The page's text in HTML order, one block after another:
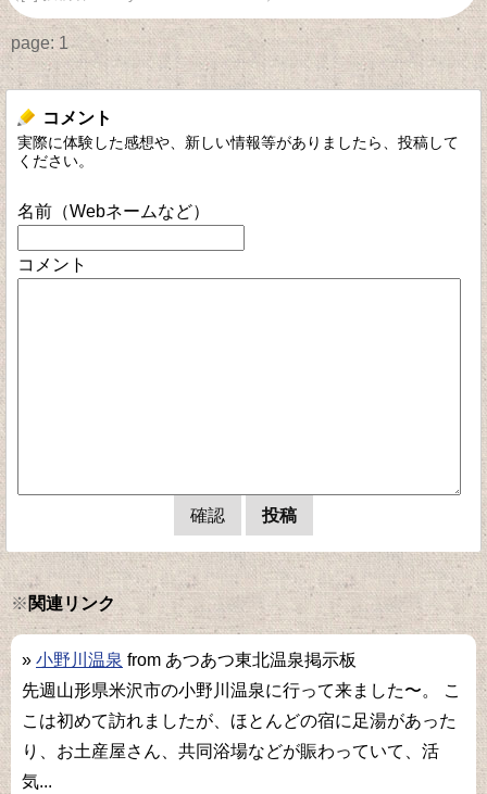
page: 1
コメント
実際に体験した感想や、新しい情報等がありましたら、投稿して
ください。
名前（Webネームなど）
コメント
※関連リンク
» 小野川温泉 from あつあつ東北温泉掲示板
先週山形県米沢市の小野川温泉に行って来ました〜。 こ
こは初めて訪れましたが、ほとんどの宿に足湯があった
り、お土産屋さん、共同浴場などが賑わっていて、活
気...